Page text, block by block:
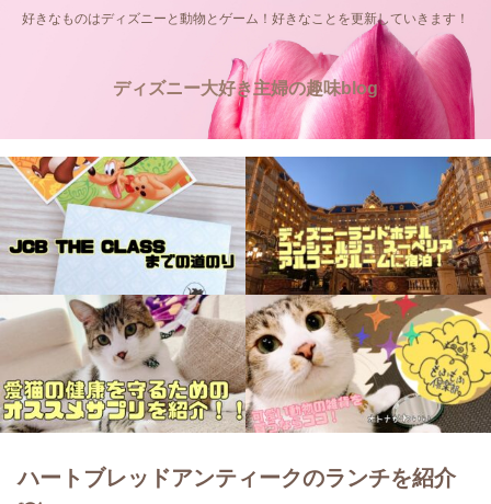
好きなものはディズニーと動物とゲーム！好きなことを更新していきます！
ディズニー大好き主婦の趣味blog
ハートブレッドアンティークのランチを紹介